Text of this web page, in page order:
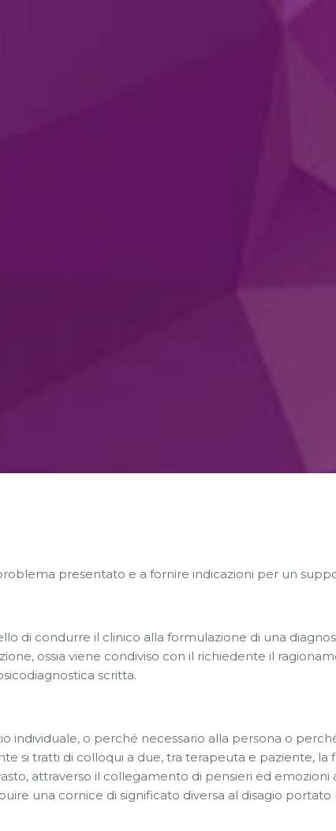
presentato e a fornire indicazioni per un
di condurre il clinico alla formulazione di una
ossia viene condiviso con il richiedente il
scritta.
individuale, o perché necessario alla persona o
si tratti di colloqui a due, tra terapeuta e paziente, la
attraverso il collegamento di pensieri ed
una cornice di significato diversa al disagio portato